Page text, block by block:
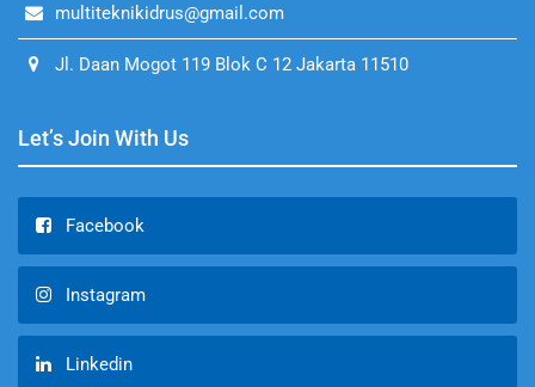
multiteknikidrus@gmail.com
Jl. Daan Mogot 119 Blok C 12 Jakarta 11510
Let’s Join With Us
Facebook
Instagram
Linkedin